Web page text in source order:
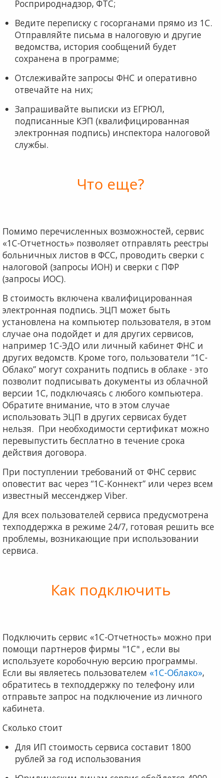
Росприроднадзор, ФТС;
Ведите переписку с госорганами прямо из 1С.
Отправляйте письма в налоговую и другие
ведомства, история сообщений будет
сохранена в программе;
Отслеживайте запросы ФНС и оперативно
отвечайте на них;
Запрашивайте выписки из ЕГРЮЛ,
подписанные КЭП (квалифицированная
электронная подпись) инспектора налоговой
службы.
Что еще?
Помимо перечисленных возможностей, сервис
«1С-Отчетность» позволяет отправлять реестры
больничных листов в ФСС, проводить сверки с
налоговой (запросы ИОН) и сверки с ПФР
(запросы ИОС).
В стоимость включена квалифицированная
электронная подпись. ЭЦП может быть
установлена на компьютер пользователя, в этом
случае она подойдет и для других сервисов,
например 1С-ЭДО или личный кабинет ФНС и
других ведомств. Кроме того, пользователи “1С-
Облако” могут сохранить подпись в облаке - это
позволит подписывать документы из облачной
версии 1С, подключаясь с любого компьютера.
Обратите внимание, что в этом случае
использовать ЭЦП в других сервисах будет
нельзя. При необходимости сертификат можно
перевыпустить бесплатно в течение срока
действия договора.
При поступлении требований от ФНС сервис
оповестит вас через “1С-Коннект” или через всем
известный мессенджер Viber.
Для всех пользователей сервиса предусмотрена
техподдержка в режиме 24/7, готовая решить все
проблемы, возникающие при использовании
сервиса.
Как подключить
Подключить сервис «1С-Отчетность» можно при
помощи партнеров фирмы "1С" , если вы
используете коробочную версию программы.
Если вы являетесь пользователем «1С-Облако»,
обратитесь в техподдержку по телефону или
отправьте запрос на подключение из личного
кабинета.
Сколько стоит
Для ИП стоимость сервиса составит 1800
рублей за год использования